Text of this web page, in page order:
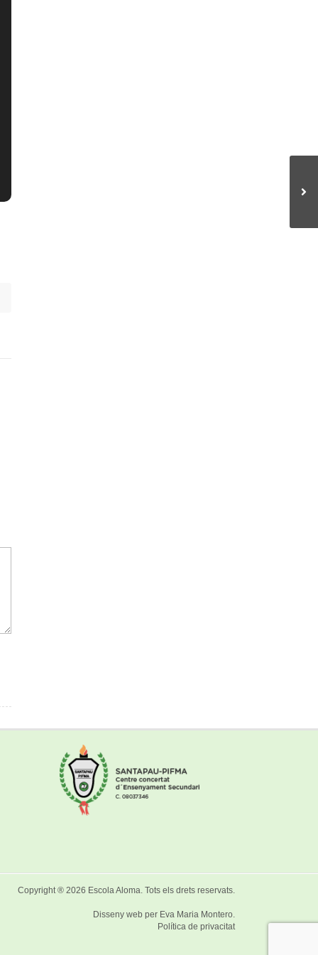
Copyright ® 2026 Escola Aloma. Tots els drets reservats.
Disseny web per Eva Maria Montero.
Política de privacitat